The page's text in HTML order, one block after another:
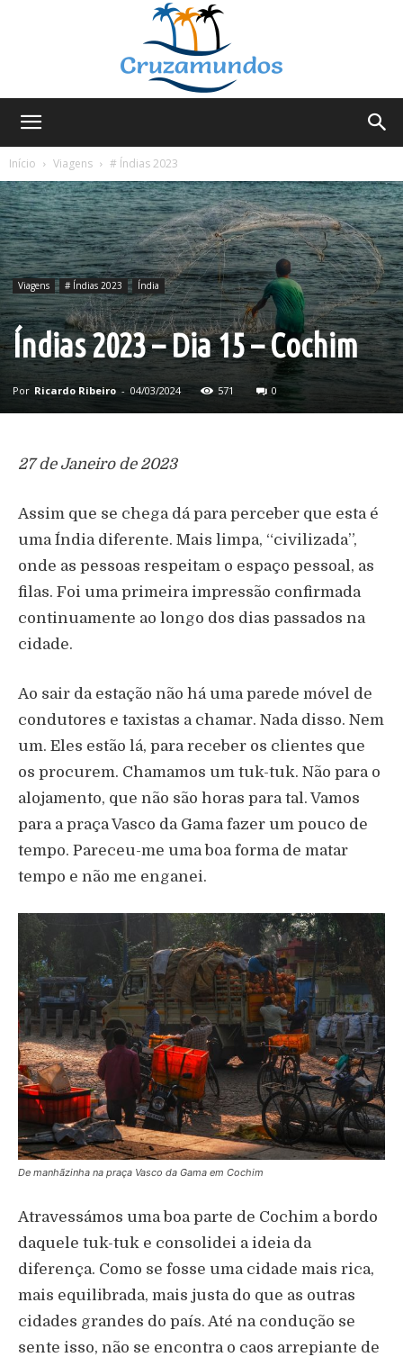
Início
Viagens # Índias 2023
Viagens # Índias 2023 Índia
Índias 2023 – Dia 15 – Cochim
Por Ricardo Ribeiro - 04/03/2024 571 0
27 de Janeiro de 2023
Assim que se chega dá para perceber que esta é
uma Índia diferente. Mais limpa, “civilizada”,
onde as pessoas respeitam o espaço pessoal, as
filas. Foi uma primeira impressão confirmada
continuamente ao longo dos dias passados na
cidade.
Ao sair da estação não há uma parede móvel de
condutores e taxistas a chamar. Nada disso. Nem
um. Eles estão lá, para receber os clientes que
os procurem. Chamamos um tuk-tuk. Não para o
alojamento, que não são horas para tal. Vamos
para a praça Vasco da Gama fazer um pouco de
tempo. Pareceu-me uma boa forma de matar
tempo e não me enganei.
De manhãzinha na praça Vasco da Gama em Cochim
Atravessámos uma boa parte de Cochim a bordo
daquele tuk-tuk e consolidei a ideia da
diferença. Como se fosse uma cidade mais rica,
mais equilibrada, mais justa do que as outras
cidades grandes do país. Até na condução se
sente isso, não se encontra o caos arrepiante de